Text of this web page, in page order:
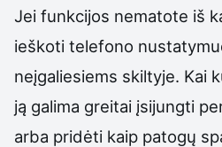
Jei funkcijos nematote iš
ieškoti telefono
neįgaliesiems skiltyje. Kai
ją galima greitai įsijungti
arba pridėti kaip patogų